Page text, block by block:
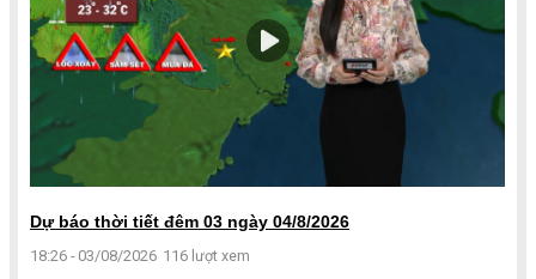
Dự báo thời tiết đêm 03 ngày 04/8/2026
18:26 - 03/08/2026 116 lượt xem